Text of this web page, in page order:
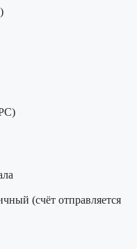
(счёт отправляется